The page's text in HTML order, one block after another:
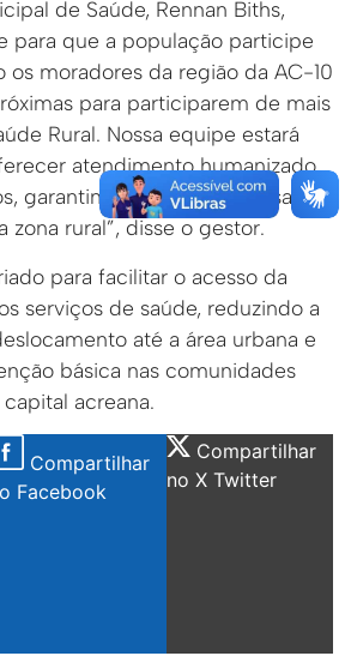
de Saúde, Rennan Biths,
para que a população participe
os moradores da região da AC-10
para participarem de mais
Rural. Nossa equipe estará
atendimento humanizado
garantindo mais acesso à saúde
zona rural”, disse o gestor.
para facilitar o acesso da
serviços de saúde, reduzindo a
até a área urbana e
básica nas comunidades
acreana.
Compartilhar
Facebook
Compartilhar
no X Twitter